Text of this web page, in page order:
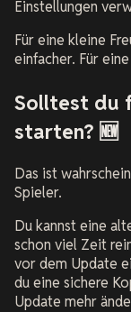
Einstellungen
Für eine kleine
einfacher. Für
Solltest du
starten? 🆕
Das ist
Spieler.
Du kannst eine
schon viel Zeit
vor dem Update
du eine sichere
Update mehr